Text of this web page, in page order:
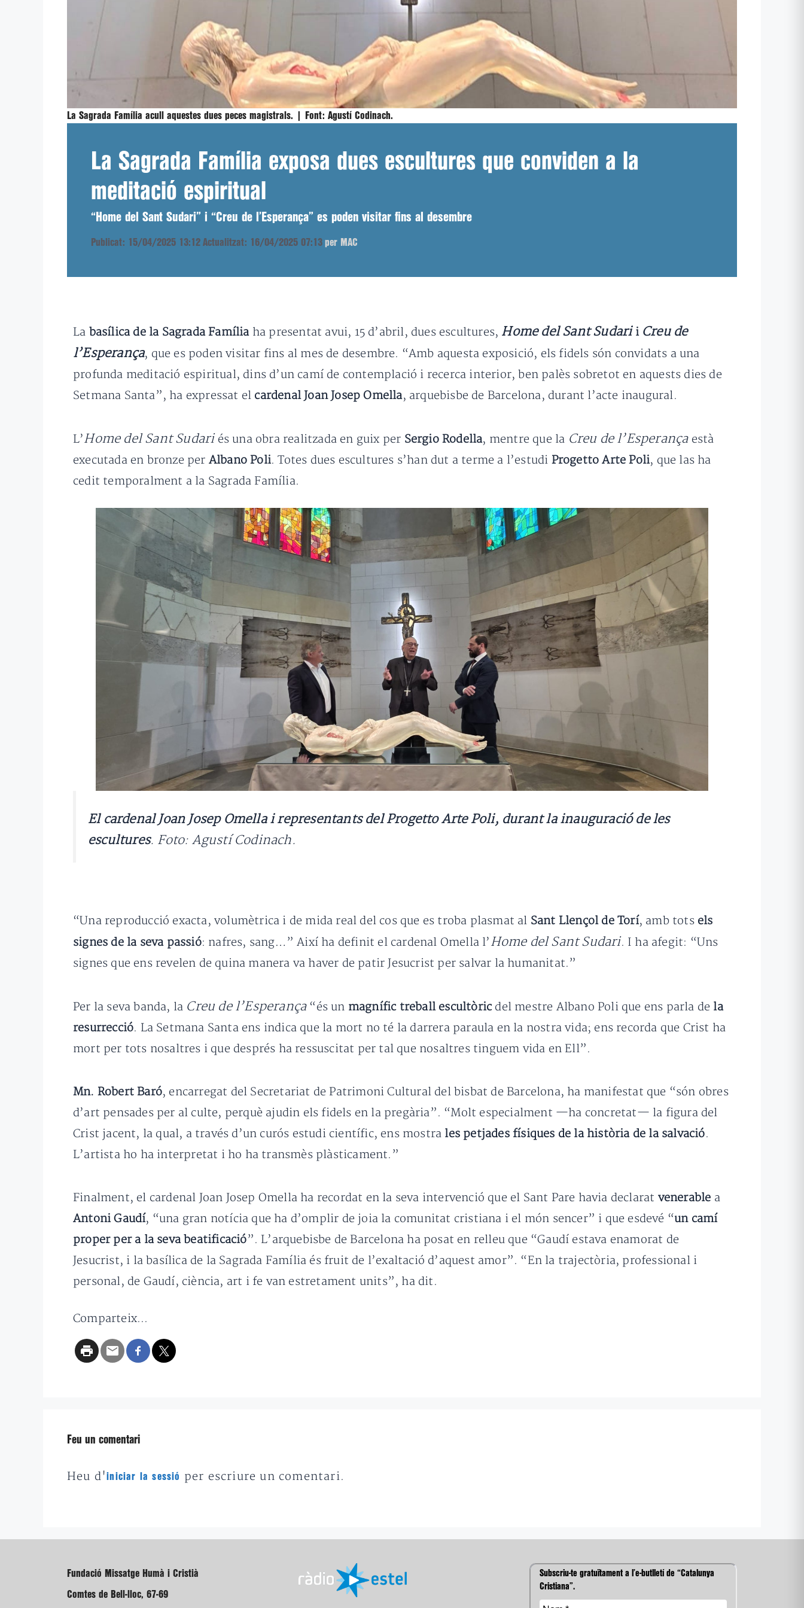
La Sagrada Família acull aquestes dues peces magistrals. | Font: Agustí Codinach.
La Sagrada Família exposa dues escultures que conviden a la
meditació espiritual
“Home del Sant Sudari” i “Creu de l’Esperança” es poden visitar fins al desembre
Publicat: 15/04/2025 13:12 Actualitzat: 16/04/2025 07:13 per MAC
La basílica de la Sagrada Famíliaha presentat avui, 15 d’abril, dues escultures, Home del Sant Sudarii Creu de
l’Esperança, que es poden visitar fins al mes de desembre. “Amb aquesta exposició, els fidels són convidats a una
profunda meditació espiritual, dins d’un camí de contemplació i recerca interior, ben palès sobretot en aquests dies de
Setmana Santa”, ha expressat el cardenal Joan Josep Omella, arquebisbe de Barcelona, durant l’acte inaugural.
L’Home del Sant Sudari és una obra realitzada en guix per Sergio Rodella, mentre que la Creu de l’Esperançaestà
executada en bronze per Albano Poli. Totes dues escultures s’han dut a terme a l’estudi Progetto Arte Poli, que las ha
cedit temporalment a la Sagrada Família.
El cardenal Joan Josep Omella i representants del Progetto Arte Poli, durant la inauguració de les
escultures. Foto: Agustí Codinach.
“Una reproducció exacta, volumètrica i de mida real del cos que es troba plasmat al Sant Llençol de Torí, amb tots els
signes de la seva passió: nafres, sang…” Així ha definit el cardenal Omella l’Home del Sant Sudari. I ha afegit: “Uns
signes que ens revelen de quina manera va haver de patir Jesucrist per salvar la humanitat.”
Per la seva banda, la Creu de l’Esperança“és un magnífic treball escultòric del mestre Albano Poli que ens parla de la
resurrecció. La Setmana Santa ens indica que la mort no té la darrera paraula en la nostra vida; ens recorda que Crist ha
mort per tots nosaltres i que després ha ressuscitat per tal que nosaltres tinguem vida en Ell”.
Mn. Robert Baró, encarregat del Secretariat de Patrimoni Cultural del bisbat de Barcelona, ha manifestat que “són obres
d’art pensades per al culte, perquè ajudin els fidels en la pregària”. “Molt especialment —ha concretat— la figura del
Crist jacent, la qual, a través d’un curós estudi científic, ens mostra les petjades físiques de la història de la salvació.
L’artista ho ha interpretat i ho ha transmès plàsticament.”
Finalment, el cardenal Joan Josep Omella ha recordat en la seva intervenció que el Sant Pare havia declarat venerable a
Antoni Gaudí, “una gran notícia que ha d’omplir de joia la comunitat cristiana i el món sencer” i que esdevé “un camí
proper per a la seva beatificació”. L’arquebisbe de Barcelona ha posat en relleu que “Gaudí estava enamorat de
Jesucrist, i la basílica de la Sagrada Família és fruit de l’exaltació d’aquest amor”. “En la trajectòria, professional i
personal, de Gaudí, ciència, art i fe van estretament units”, ha dit.
Comparteix...
Feu un comentari
Heu d'iniciar la sessió per escriure un comentari.
Fundació Missatge Humà i Cristià
Comtes de Bell-lloc, 67-69
Subscriu-te gratuïtament a l’e-butlletí de “Catalunya
Cristiana”.